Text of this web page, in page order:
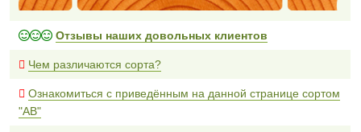
Отзывы наших довольных клиентов
Чем различаются сорта?
Ознакомиться с приведённым на данной странице сортом
"AB"